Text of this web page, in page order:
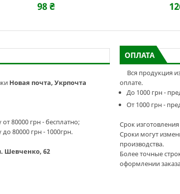
98 ₴
Новая почта, Укрпочта
80000 грн - бесплатно;
80000 грн - 1000грн.
Шевченко, 62
ОПЛАТА
Вся продукция
оплате.
До 1000 грн -
От 1000 грн -
Срок
Сроки могут
производства.
Более точные
оформлении